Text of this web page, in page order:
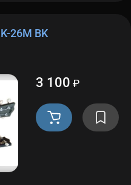
26M BK
3 100 ₽